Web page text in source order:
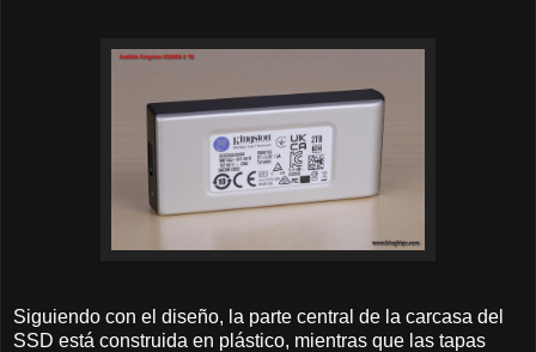
Siguiendo con el diseño, la parte central de la carcasa del
SSD está construida en plástico, mientras que las tapas